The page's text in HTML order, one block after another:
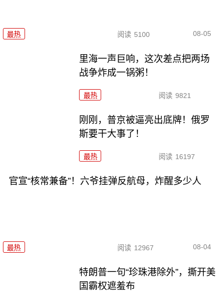
最热 阅读 5100 08-05
里海一声巨响，这次差点把两场
战争炸成一锅粥！
最热 阅读 9821
刚刚，普京被逼亮出底牌！俄罗
斯要干大事了！
最热 阅读 16197
官宣“核常兼备”！六爷挂弹反航母，炸醒多少人
最热 阅读 12967 08-04
特朗普一句“珍珠港除外”，撕开美
国霸权遮羞布